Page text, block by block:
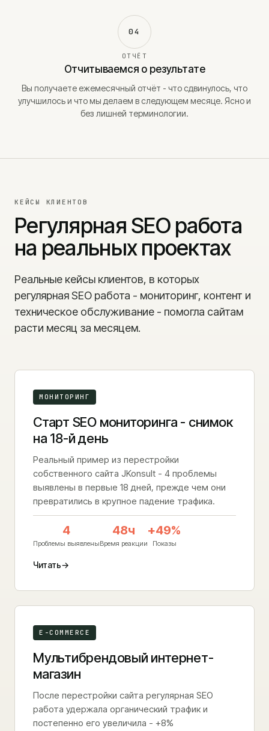
04
ОТЧЁТ
Отчитываемся о результате
Вы получаете ежемесячный отчёт - что сдвинулось, что
улучшилось и что мы делаем в следующем месяце. Ясно и
без лишней терминологии.
КЕЙСЫ КЛИЕНТОВ
Регулярная SEO работа
на реальных проектах
Реальные кейсы клиентов, в которых
регулярная SEO работа - мониторинг, контент и
техническое обслуживание - помогла сайтам
расти месяц за месяцем.
МОНИТОРИНГ
Старт SEO мониторинга - снимок
на 18-й день
Реальный пример из перестройки
собственного сайта JKonsult - 4 проблемы
выявлены в первые 18 дней, прежде чем они
превратились в крупное падение трафика.
4
Проблемы выявлены
48ч
Время реакции
+49%
Показы
Читать→
E-COMMERCE
Мультибрендовый интернет-
магазин
После перестройки сайта регулярная SEO
работа удержала органический трафик и
постепенно его увеличила - +8%